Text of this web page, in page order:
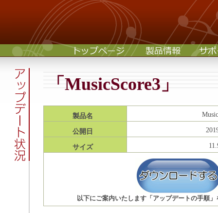
「MusicScore3」
製品名
公開日
サイズ
以下にご案内いたします「アップデートの手順